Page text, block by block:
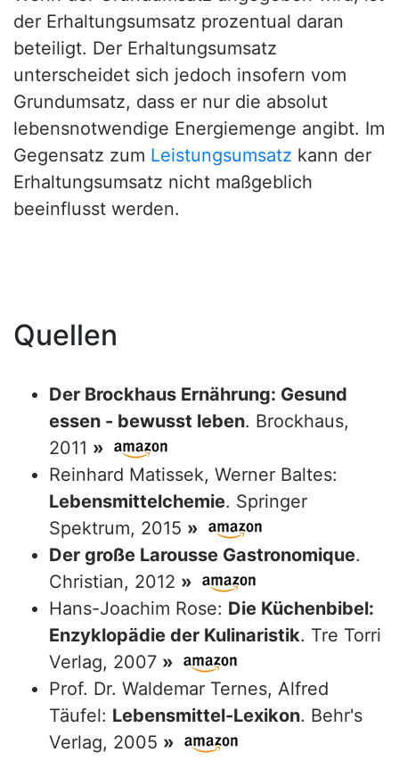
der Erhaltungsumsatz prozentual daran
beteiligt. Der Erhaltungsumsatz
unterscheidet sich jedoch insofern vom
Grundumsatz, dass er nur die absolut
lebensnotwendige Energiemenge angibt. Im
Gegensatz zum Leistungsumsatz kann der
Erhaltungsumsatz nicht maßgeblich
beeinflusst werden.
Quellen
Der Brockhaus Ernährung: Gesund
essen - bewusst leben. Brockhaus,
2011 »
Reinhard Matissek, Werner Baltes:
Lebensmittelchemie. Springer
Spektrum, 2015 »
Der große Larousse Gastronomique.
Christian, 2012 »
Hans-Joachim Rose: Die Küchenbibel:
Enzyklopädie der Kulinaristik. Tre Torri
Verlag, 2007 »
Prof. Dr. Waldemar Ternes, Alfred
Täufel: Lebensmittel-Lexikon. Behr's
Verlag, 2005 »